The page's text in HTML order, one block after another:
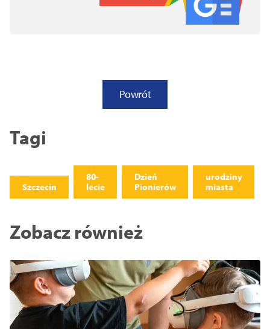
Powrót
Tagi
Szczecin
80-
lecie
Dzień
Pionierów
urodziny
miasta
Zobacz również